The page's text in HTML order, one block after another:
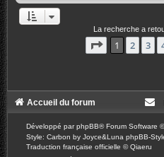
La recherche a
Page 1sur19
1 2 3
Accueil du forum
Développé parphpBB® Forum Software
Style: Carbon by Joyce&Luna phpBB-
Traduction française officielle ©Qiaeru